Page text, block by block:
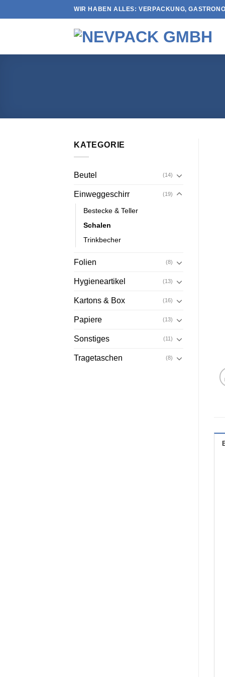
to
WIR HABEN ALLES: VERPACKUNG,
KATEGORIE
Beutel (14)
Einweggeschirr (19)
Bestecke & Teller
Schalen
Trinkbecher
Folien (8)
Hygieneartikel (13)
Kartons & Box (16)
Papiere (13)
Sonstiges (11)
Tragetaschen (8)